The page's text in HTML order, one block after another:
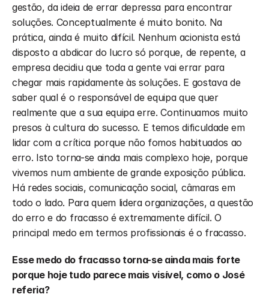
gestão, da ideia de errar depressa para encontrar
soluções. Conceptualmente é muito bonito. Na
prática, ainda é muito difícil. Nenhum acionista está
disposto a abdicar do lucro só porque, de repente, a
empresa decidiu que toda a gente vai errar para
chegar mais rapidamente às soluções. E gostava de
saber qual é o responsável de equipa que quer
realmente que a sua equipa erre. Continuamos muito
presos à cultura do sucesso. E temos dificuldade em
lidar com a crítica porque não fomos habituados ao
erro. Isto torna-se ainda mais complexo hoje, porque
vivemos num ambiente de grande exposição pública.
Há redes sociais, comunicação social, câmaras em
todo o lado. Para quem lidera organizações, a questão
do erro e do fracasso é extremamente difícil. O
principal medo em termos profissionais é o fracasso.
Esse medo do fracasso torna-se ainda mais forte
porque hoje tudo parece mais visível, como o José
referia?